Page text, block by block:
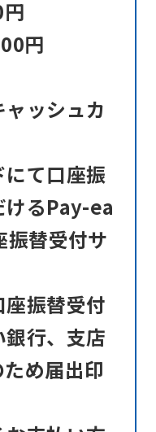
円
ャッシュカ
て口座振
けるPay-ea
替受付サ
振替受付
行、支店
め届出印